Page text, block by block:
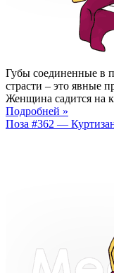
Губы соединенные в
страсти – это явные
Женщина садится на
Подробней »
Поза #362 —